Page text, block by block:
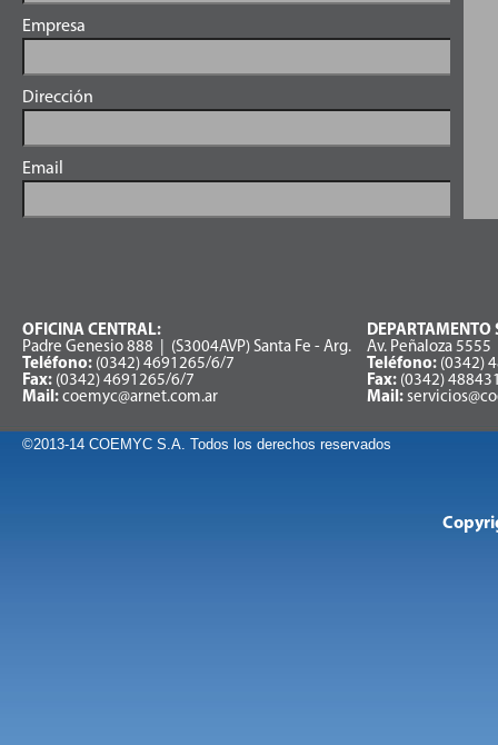
Empresa
Dirección
Email
OFICINA CENTRAL:
Padre Genesio 888 | (S3004AVP) Santa Fe - Arg.
Teléfono: (0342) 4691265/6/7
Fax: (0342) 4691265/6/7
Mail: coemyc@arnet.com.ar
DEPARTAMENTO
Av. Peñaloza 5555
Teléfono: (0342)
Fax: (0342)
Mail:
©2013-14 COEMYC S.A. Todos los derechos reservados